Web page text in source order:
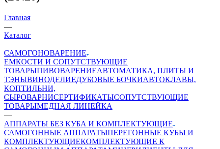
Главная
—
Каталог
—
САМОГОНОВАРЕНИЕ
ЕМКОСТИ И СОПУТСТВУЮЩИЕ
ТОВАРЫПИВОВАРЕНИЕАВТОМАТИКА, ПЛИТЫ И
ТЭНЫВИНОДЕЛИЕДУБОВЫЕ БОЧКИАВТОКЛАВЫ,
КОПТИЛЬНИ,
СЫРОВАРНИСЕРТИФИКАТЫСОПУТСТВУЮЩИЕ
ТОВАРЫМЕДНАЯ ЛИНЕЙКА
—
АППАРАТЫ БЕЗ КУБА И КОМПЛЕКТУЮЩИЕ
САМОГОННЫЕ АППАРАТЫПЕРЕГОННЫЕ КУБЫ И
КОМПЛЕКТУЮЩИЕКОМПЛЕКТУЮЩИЕ К